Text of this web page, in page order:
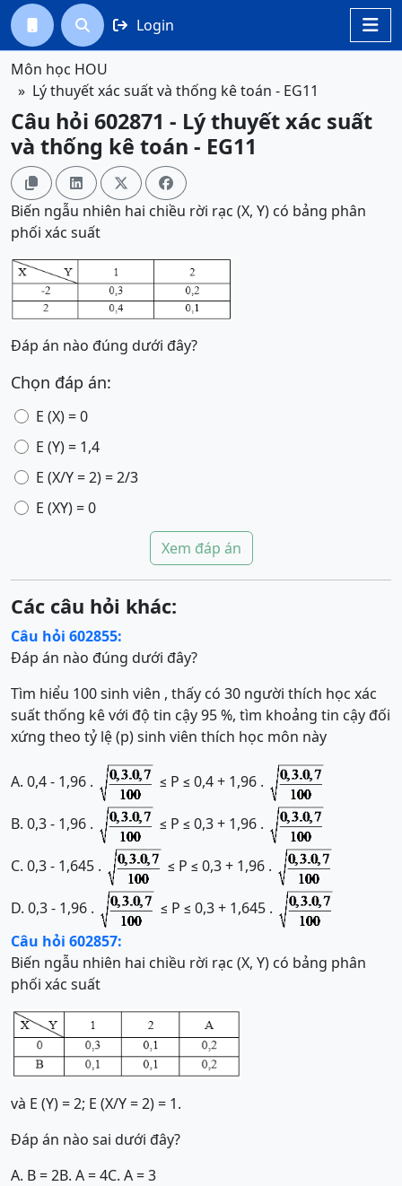

  Login
Môn học HOU
Lý thuyết xác suất và thống kê toán - EG11
Câu hỏi 602871 - Lý thuyết xác suất
và thống kê toán - EG11
   
Biến ngẫu nhiên hai chiều rời rạc (X, Y) có bảng phân
phối xác suất
Đáp án nào đúng dưới đây?
Chọn đáp án:
E (X) = 0
E (Y) = 1,4
E (X/Y = 2) = 2/3
E (XY) = 0
Xem đáp án
Các câu hỏi khác:
Câu hỏi 602855:
Đáp án nào đúng dưới đây?
Tìm hiểu 100 sinh viên , thấy có 30 người thích học xác
suất thống kê với độ tin cậy 95 %, tìm khoảng tin cậy đối
xứng theo tỷ lệ (p) sinh viên thích học môn này
A. 0,4 - 1,96 . ≤ P ≤ 0,4 + 1,96 .
B. 0,3 - 1,96 . ≤ P ≤ 0,3 + 1,96 .
C. 0,3 - 1,645 . ≤ P ≤ 0,3 + 1,96 .
D. 0,3 - 1,96 .
≤ P ≤ 0,3 + 1,645 .
Câu hỏi 602857:
Biến ngẫu nhiên hai chiều rời rạc (X, Y) có bảng phân
phối xác suất
và E (Y) = 2; E (X/Y = 2) = 1.
Đáp án nào sai dưới đây?
A. B = 2B. A = 4C. A = 3